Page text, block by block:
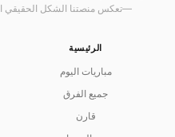
—تعكس منصتنا الشكل الحقيقي
الرئيسية
مباريات اليوم
جميع الفرق
قارن